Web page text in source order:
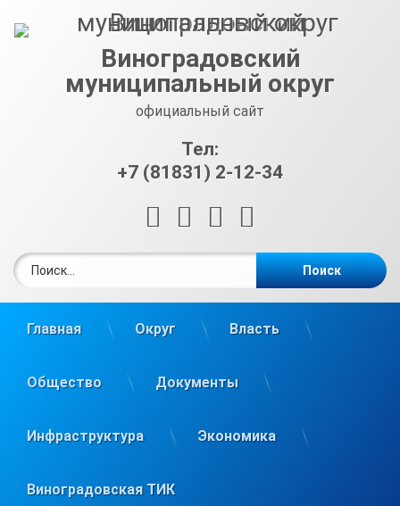
Виноградовский
муниципальный округ
официальный сайт
Тел:
+7 (81831) 2-12-34
RSS E-mailВКонтакте
Главная Округ Власть
Общество Документы
Инфраструктура Экономика
Виноградовская ТИК